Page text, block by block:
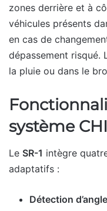
zones derrière et à
véhicules présents
en cas de
dépassement risqué.
la pluie ou dans le
système
Le SR-1 intègre
adaptatifs :
Détection